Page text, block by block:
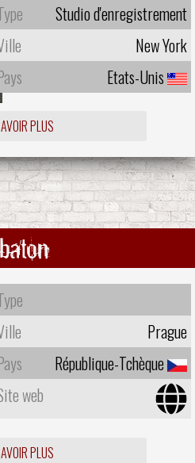
Studio d'enregistrement
New York
Etats-Unis
PLUS
Prague
République-Tchèque
web
PLUS